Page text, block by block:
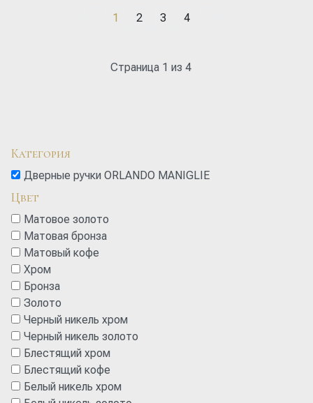
1 2 3 4
Страница 1 из 4
Категория
Дверные ручки ORLANDO MANIGLIE
Цвет
Матовое золото
Матовая бронза
Матовый кофе
Хром
Бронза
Золото
Черный никель хром
Черный никель золото
Блестящий хром
Блестящий кофе
Белый никель хром